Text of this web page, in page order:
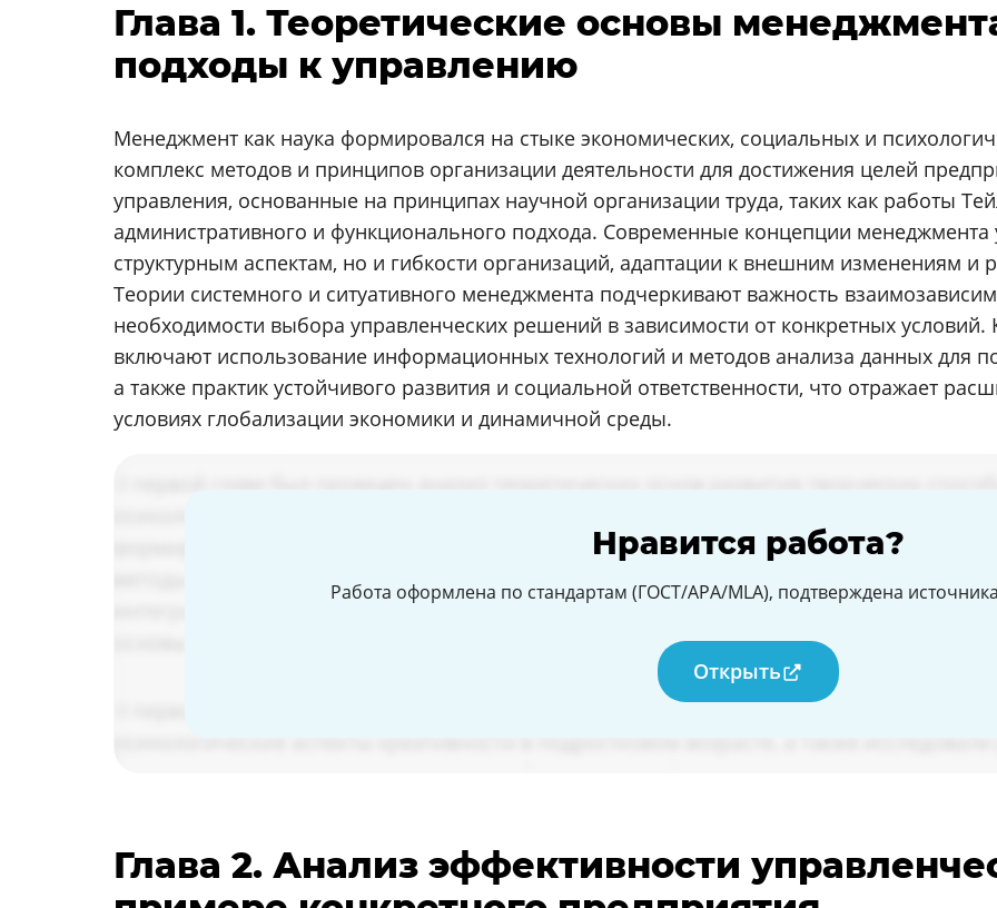
Глава 1. Теоретические основы
подходы к управлению
Менеджмент как наука формировался на стыке экономических, социальных и
комплекс методов и принципов организации деятельности для достижения целей
управления, основанные на принципах научной организации труда, таких как работы
административного и функционального подхода. Современные концепции менеджмента
структурным аспектам, но и гибкости организаций, адаптации к внешним изменениям и
Теории системного и ситуативного менеджмента подчеркивают важность
необходимости выбора управленческих решений в зависимости от конкретных
включают использование информационных технологий и методов анализа данных для
а также практик устойчивого развития и социальной ответственности, что отражает
условиях глобализации экономики и динамичной среды.
Нравится работа?
Работа оформлена по стандартам (ГОСТ/APA/MLA), подтверждена
Открыть
Глава 2. Анализ эффективности